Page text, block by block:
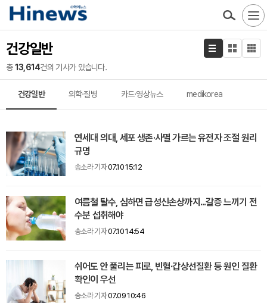
건강일반
총13,614건의 기사가 있습니다.
건강일반 의학·질병 카드·영상뉴스 medikorea
연세대 의대, 세포 생존·사멸 가르는 유전자 조절 원리
규명
송소라 기자07.10 15:12
여름철 탈수, 심하면 급성신손상까지...갈증 느끼기 전
수분 섭취해야
송소라 기자07.10 14:54
쉬어도 안 풀리는 피로, 빈혈·갑상선질환 등 원인 질환
확인이 우선
송소라 기자07.09 10:46